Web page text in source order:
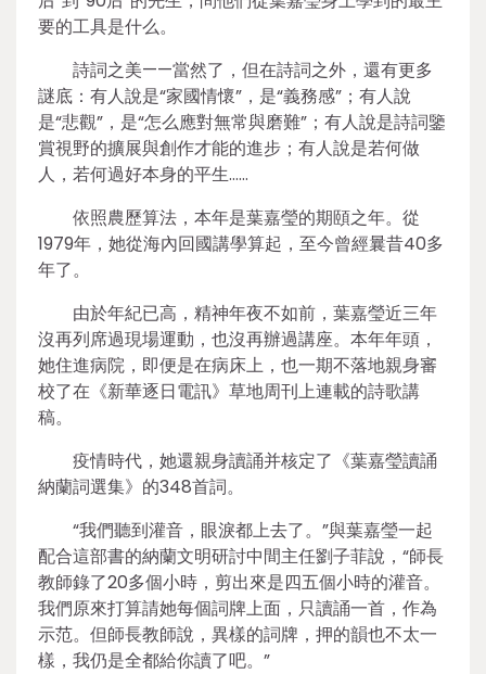
要的工具是什么。
詩詞之美——當然了，但在詩詞之外，還有更多
謎底：有人說是“家國情懷”，是“義務感”；有人說
是“悲觀”，是“怎么應對無常與磨難”；有人說是詩詞鑒
賞視野的擴展與創作才能的進步；有人說是若何做
人，若何過好本身的平生……
依照農歷算法，本年是葉嘉瑩的期頤之年。從
1979年，她從海內回國講學算起，至今曾經曩昔40多
年了。
由於年紀已高，精神年夜不如前，葉嘉瑩近三年
沒再列席過現場運動，也沒再辦過講座。本年年頭，
她住進病院，即便是在病床上，也一期不落地親身審
校了在《新華逐日電訊》草地周刊上連載的詩歌講
稿。
疫情時代，她還親身讀誦并核定了《葉嘉瑩讀誦
納蘭詞選集》的348首詞。
“我們聽到灌音，眼淚都上去了。”與葉嘉瑩一起
配合這部書的納蘭文明研討中間主任劉子菲說，“師長
教師錄了20多個小時，剪出來是四五個小時的灌音。
我們原來打算請她每個詞牌上面，只讀誦一首，作為
示范。但師長教師說，異樣的詞牌，押的韻也不太一
樣，我仍是全都給你讀了吧。”